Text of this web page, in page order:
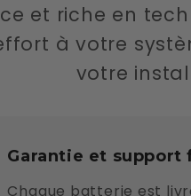
et riche en
à votre
votre
Garantie et support
Chaque batterie est